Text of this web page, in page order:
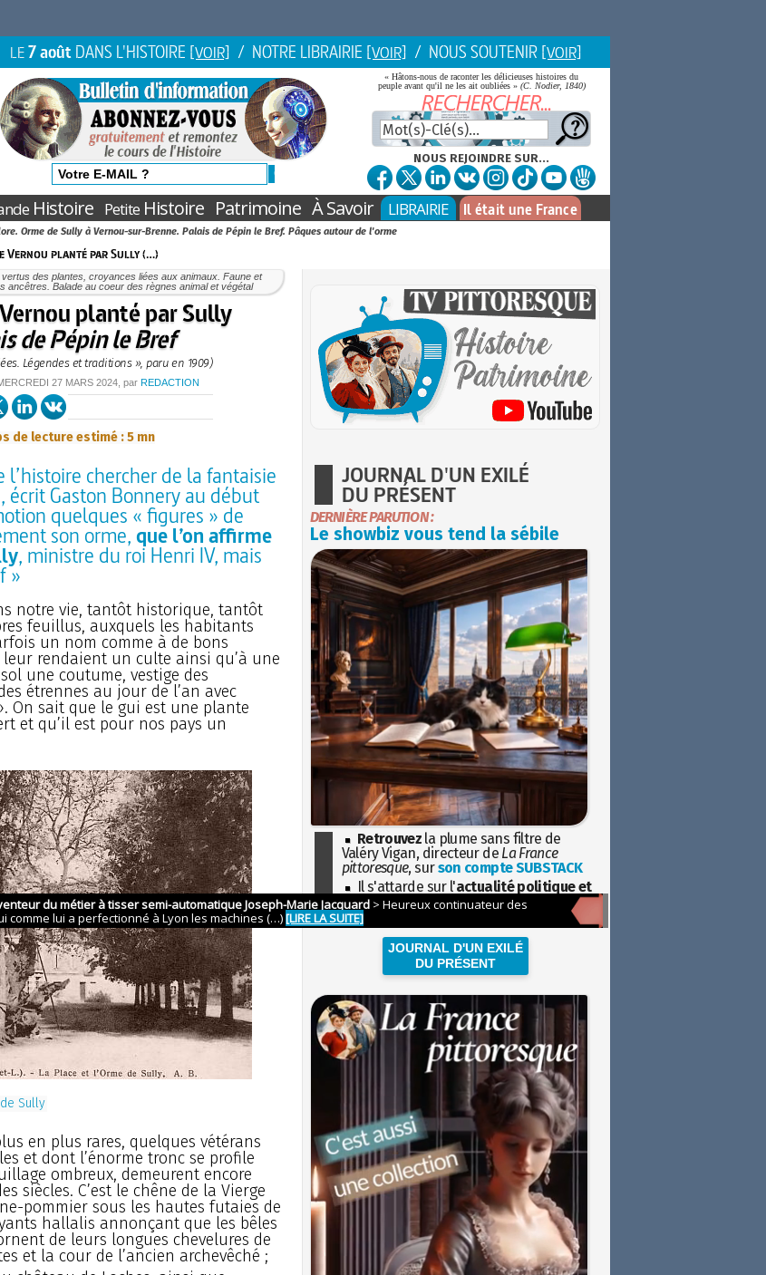
LE7 août DANS L'HISTOIRE [VOIR] / NOTRE LIBRAIRIE [VOIR] / NOUS SOUTENIR [VOIR]
« Hâtons-nous de raconter les délicieuses histoires du
peuple avant qu'il ne les ait oubliées » (C. Nodier, 1840)
NOUS REJOINDRE SUR...
Histoire PetiteHistoire Patrimoine À Savoir LIBRAIRIE Il était une France
Orme de Sully à Vernou-sur-Brenne. Palais de Pépin le Bref. Pâques autour de l'orme
Vernou planté par Sully (…)
des plantes, croyances liées aux animaux. Faune et
ancêtres. Balade au coeur des règnes animal et végétal
planté par Sully
de Pépin le Bref
Légendes et traditions », paru en 1909)
27 MARS 2024, par REDACTION
de lecture estimé : 5 mn
chercher de la fantaisie
écrit Gaston Bonnery au début
quelques « figures » de
son orme,que l’on affirme
, ministre du roi Henri IV, mais
»
notre vie, tantôt historique, tantôt
feuillus, auxquels les habitants
un nom comme à de bons
rendaient un culte ainsi qu’à une
une coutume, vestige des
étrennes au jour de l’an avec
On sait que le gui est une plante
et qu’il est pour nos pays un
de Sully
en plus rares, quelques vétérans
et dont l’énorme tronc se profile
ombreux, demeurent encore
siècles. C’est le chêne de la Vierge
pommier sous les hautes futaies de
hallalis annonçant que les bêles
de leurs longues chevelures de
et la cour de l’ancien archevêché ;
JOURNAL D'UN EXILÉ
DU PRÉSENT
DERNIÈRE PARUTION :
Le showbiz vous tend la sébile
Retrouvez la plume sans filtre de
Valéry Vigan, directeur de La France
pittoresque, surson compte SUBSTACK
Il s'attarde sur l'actualité politique et
sociétaleavec la hauteur de vue de
l'Histoire
JOURNAL D'UN EXILÉ
DU PRÉSENT